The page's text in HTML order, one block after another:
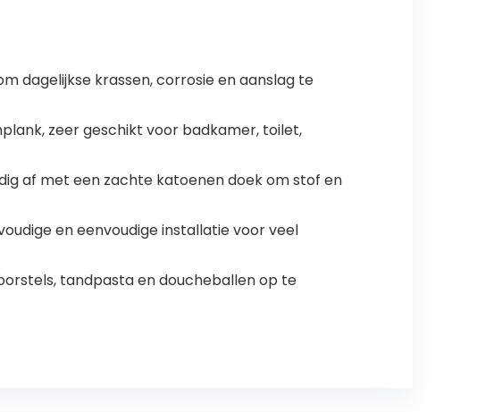
dagelijkse krassen, corrosie en aanslag te
zeer geschikt voor badkamer, toilet,
af met een zachte katoenen doek om stof en
en eenvoudige installatie voor veel
tandpasta en doucheballen op te